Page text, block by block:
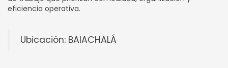
eficiencia operativa.
Ubicación: BAIACHALÁ